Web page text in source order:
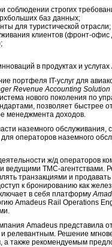
соблюдении строгих
баз данных;
для туристической отрасли;
клиентов (фронт-
в продуктах и
IT-услуг для
Revenue Accounting Solution
нового поколения по
позволяет быстрее
менеджмента доходов.
наземного обслуживания,
операторов наземного
ж/д операторов
ТМС-агентствами.
транзакциями и
к бронированию как
в себя платформу
Amadeus Rail Operations
Amadeus представила
релевантным. Решение
также рекомендуемым